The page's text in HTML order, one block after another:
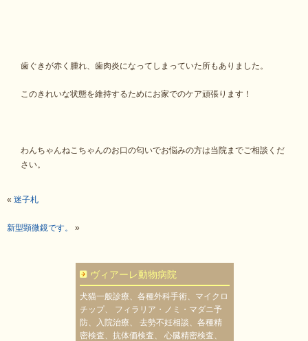
歯ぐきが赤く腫れ、歯肉炎になってしまっていた所もありました。
このきれいな状態を維持するためにお家でのケア頑張ります！
わんちゃんねこちゃんのお口の匂いでお悩みの方は当院までご相談くだ
さい。
« 迷子札
新型顕微鏡です。 »
ヴィアーレ動物病院
犬猫一般診療、各種外科手術、マイクロ
チップ、 フィラリア・ノミ・マダニ予
防、入院治療、 去勢不妊相談、各種精
密検査、抗体価検査、 心臓精密検査、